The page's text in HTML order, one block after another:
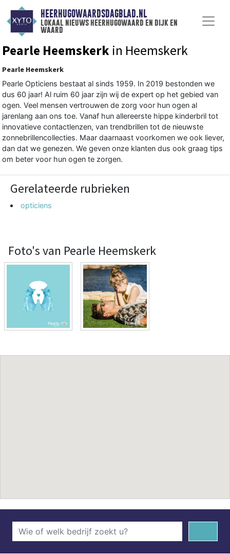
HEERHUGOWAARDSDAGBLAD.NL
lokaal nieuws heerhugowaard en dijk en
waard
Pearle Heemskerk in Heemskerk
Pearle Heemskerk
Pearle Opticiens bestaat al sinds 1959. In 2019 bestonden we
dus 60 jaar! Al ruim 60 jaar zijn wij de expert op het gebied van
ogen. Veel mensen vertrouwen de zorg voor hun ogen al
jarenlang aan ons toe. Vanaf hun allereerste hippe kinderbril tot
innovatieve contactlenzen, van trendbrillen tot de nieuwste
zonnebrillencollecties. Maar daarnaast voorkomen we ook liever,
dan dat we genezen. We geven onze klanten dus ook graag tips
om beter voor hun ogen te zorgen.
Gerelateerde rubrieken
opticiens
Foto's van Pearle Heemskerk